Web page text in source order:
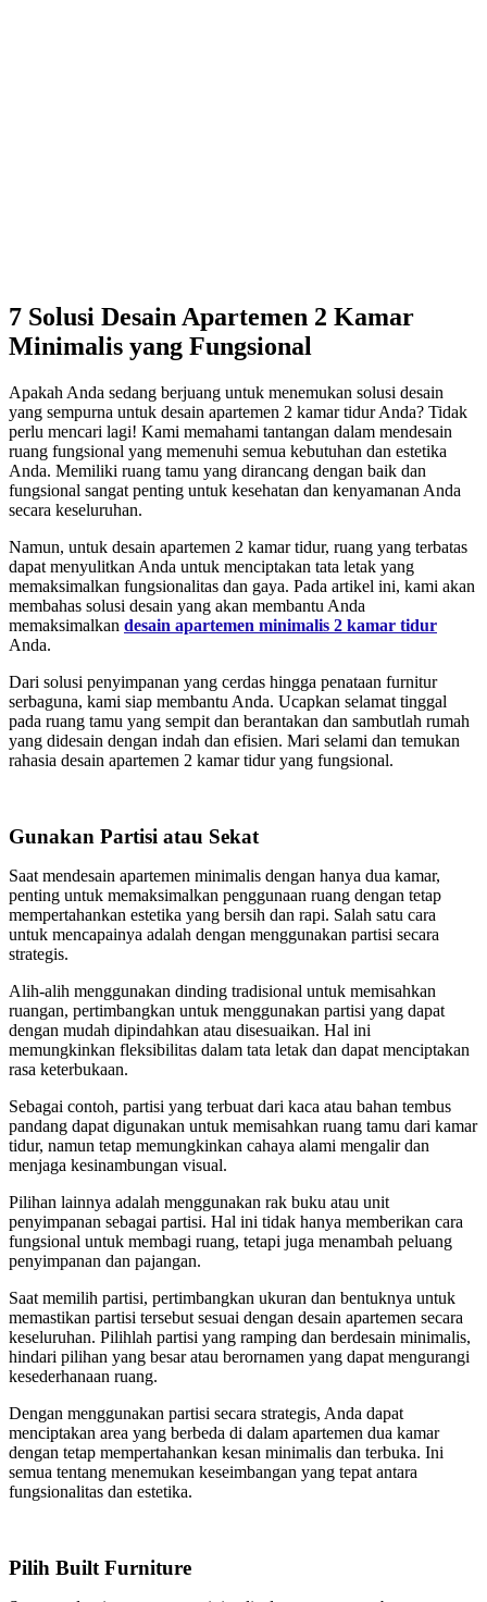
7 Solusi Desain Apartemen 2 Kamar
Minimalis yang Fungsional
Apakah Anda sedang berjuang untuk menemukan solusi desain
yang sempurna untuk desain apartemen 2 kamar tidur Anda? Tidak
perlu mencari lagi! Kami memahami tantangan dalam mendesain
ruang fungsional yang memenuhi semua kebutuhan dan estetika
Anda. Memiliki ruang tamu yang dirancang dengan baik dan
fungsional sangat penting untuk kesehatan dan kenyamanan Anda
secara keseluruhan.
Namun, untuk desain apartemen 2 kamar tidur, ruang yang terbatas
dapat menyulitkan Anda untuk menciptakan tata letak yang
memaksimalkan fungsionalitas dan gaya. Pada artikel ini, kami akan
membahas solusi desain yang akan membantu Anda
memaksimalkan desain apartemen minimalis 2 kamar tidur
Anda.
Dari solusi penyimpanan yang cerdas hingga penataan furnitur
serbaguna, kami siap membantu Anda. Ucapkan selamat tinggal
pada ruang tamu yang sempit dan berantakan dan sambutlah rumah
yang didesain dengan indah dan efisien. Mari selami dan temukan
rahasia desain apartemen 2 kamar tidur yang fungsional.
Gunakan Partisi atau Sekat
Saat mendesain apartemen minimalis dengan hanya dua kamar,
penting untuk memaksimalkan penggunaan ruang dengan tetap
mempertahankan estetika yang bersih dan rapi. Salah satu cara
untuk mencapainya adalah dengan menggunakan partisi secara
strategis.
Alih-alih menggunakan dinding tradisional untuk memisahkan
ruangan, pertimbangkan untuk menggunakan partisi yang dapat
dengan mudah dipindahkan atau disesuaikan. Hal ini
memungkinkan fleksibilitas dalam tata letak dan dapat menciptakan
rasa keterbukaan.
Sebagai contoh, partisi yang terbuat dari kaca atau bahan tembus
pandang dapat digunakan untuk memisahkan ruang tamu dari kamar
tidur, namun tetap memungkinkan cahaya alami mengalir dan
menjaga kesinambungan visual.
Pilihan lainnya adalah menggunakan rak buku atau unit
penyimpanan sebagai partisi. Hal ini tidak hanya memberikan cara
fungsional untuk membagi ruang, tetapi juga menambah peluang
penyimpanan dan pajangan.
Saat memilih partisi, pertimbangkan ukuran dan bentuknya untuk
memastikan partisi tersebut sesuai dengan desain apartemen secara
keseluruhan. Pilihlah partisi yang ramping dan berdesain minimalis,
hindari pilihan yang besar atau berornamen yang dapat mengurangi
kesederhanaan ruang.
Dengan menggunakan partisi secara strategis, Anda dapat
menciptakan area yang berbeda di dalam apartemen dua kamar
dengan tetap mempertahankan kesan minimalis dan terbuka. Ini
semua tentang menemukan keseimbangan yang tepat antara
fungsionalitas dan estetika.
Pilih Built Furniture